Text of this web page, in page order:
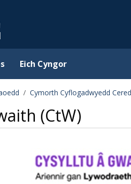
Council
Eich Cyngor
Cymorth Cyflogadwyedd
(CtW)